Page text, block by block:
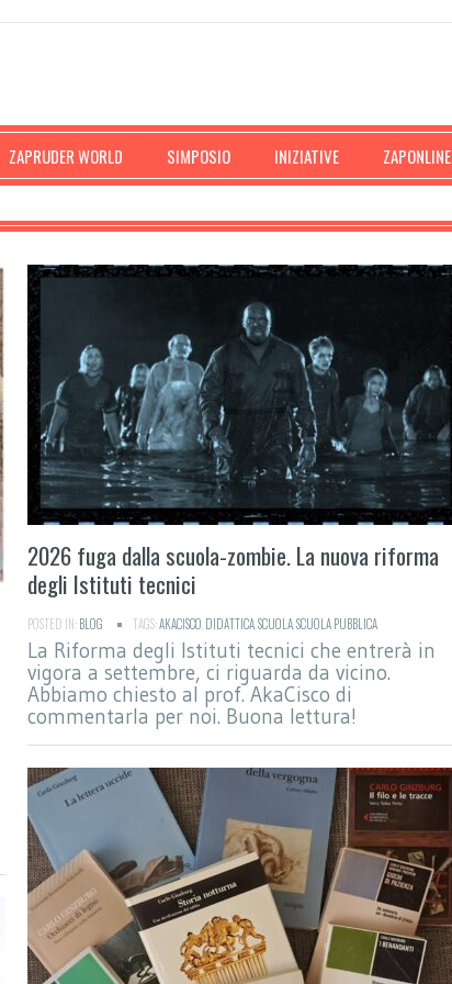
ZAPRUDER WORLD SIMPOSIO INIZIATIVE ZAPONLINE
2026 fuga dalla scuola-zombie. La nuova riforma
degli Istituti tecnici
POSTED IN:BLOG TAGS:AKACISCO DIDATTICASCUOLASCUOLA PUBBLICA
La Riforma degli Istituti tecnici che entrerà in
vigora a settembre, ci riguarda da vicino.
Abbiamo chiesto al prof. AkaCisco di
commentarla per noi. Buona lettura!